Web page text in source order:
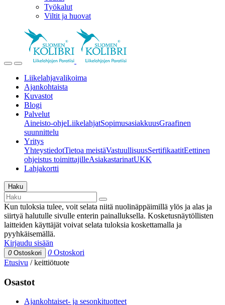
Työkalut
Viltit ja huovat
Liikelahjavalikoima
Ajankohtaista
Kuvastot
Blogi
Palvelut
Aineisto-ohjeLiikelahjatSopimusasiakkuusGraafinen
suunnittelu
Yritys
YhteystiedotTietoa meistäVastuullisuusSertifikaatitEettinen
ohjeistus toimittajilleAsiakastarinatUKK
Lahjakortti
Haku
Kun tuloksia tulee, voit selata niitä nuolinäppäimillä ylös ja alas ja
siirtyä halutulle sivulle enterin painalluksella. Kosketusnäytöllisten
laitteiden käyttäjät voivat selata tuloksia koskettamalla ja
pyyhkäisemällä.
Kirjaudu sisään
0 Ostoskori 0 Ostoskori
Etusivu /keittiötuote
Osastot
Ajankohtaiset- ja sesonkituotteet